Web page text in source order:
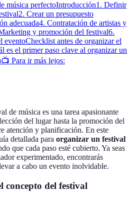
música perfectoIntroducción1. Definir
2. Crear un presupuesto
adecuada4. Contratación de artistas y
y promoción del festival6.
eventoChecklist antes de organizar el
es el primer paso clave al organizar un
📺 Para ir más lejos:
de música es una tarea apasionante
del lugar hasta la promoción del
atención y planificación. En este
detallada para organizar un festival
que cada paso esté cubierto. Ya seas
experimentado, encontrarás
a cabo un evento inolvidable.
concepto del festival